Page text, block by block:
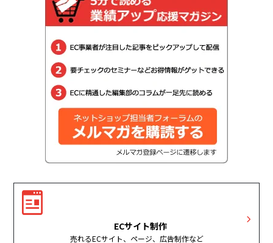
ECサイト制作
売れるECサイト、ページ、広告制作など